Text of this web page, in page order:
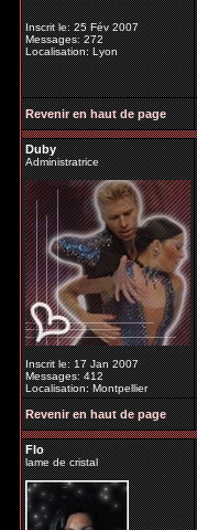
Inscrit le: 25 Fév 2007
Messages: 272
Localisation: Lyon
Revenir en haut de page
Duby
Administratrice
Inscrit le: 17 Jan 2007
Messages: 412
Localisation: Montpellier
Revenir en haut de page
Flo
lame de cristal